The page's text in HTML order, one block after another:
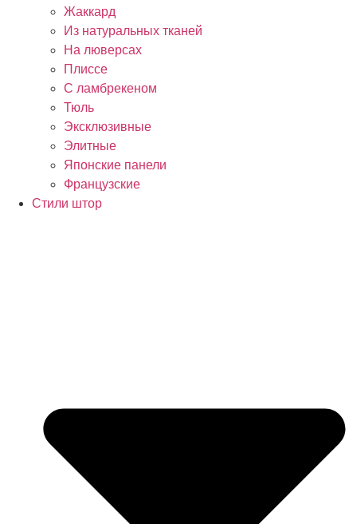
Жаккард
Из натуральных тканей
На люверсах
Плиссе
С ламбрекеном
Тюль
Эксклюзивные
Элитные
Японские панели
Французские
Стили штор